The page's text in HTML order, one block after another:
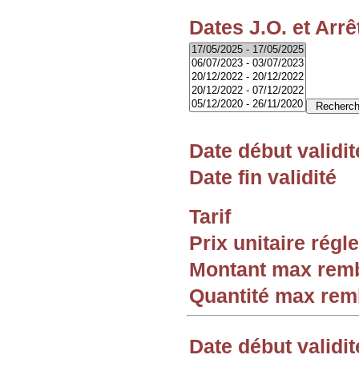
Dates J.O. et
Date début
Date fin validité
Tarif
Prix unitaire
Montant max
Quantité max
Date début